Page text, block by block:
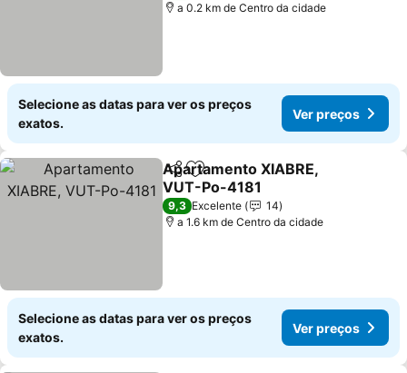
a 0.2 km de Centro da cidade
Selecione as datas para ver os preços
exatos.
Ver preços
PartilharAdicionar aos favoritos
Apartamento XIABRE,
VUT-Po-4181
9,3 Excelente
14
a 1.6 km de Centro da cidade
Selecione as datas para ver os preços
exatos.
Ver preços